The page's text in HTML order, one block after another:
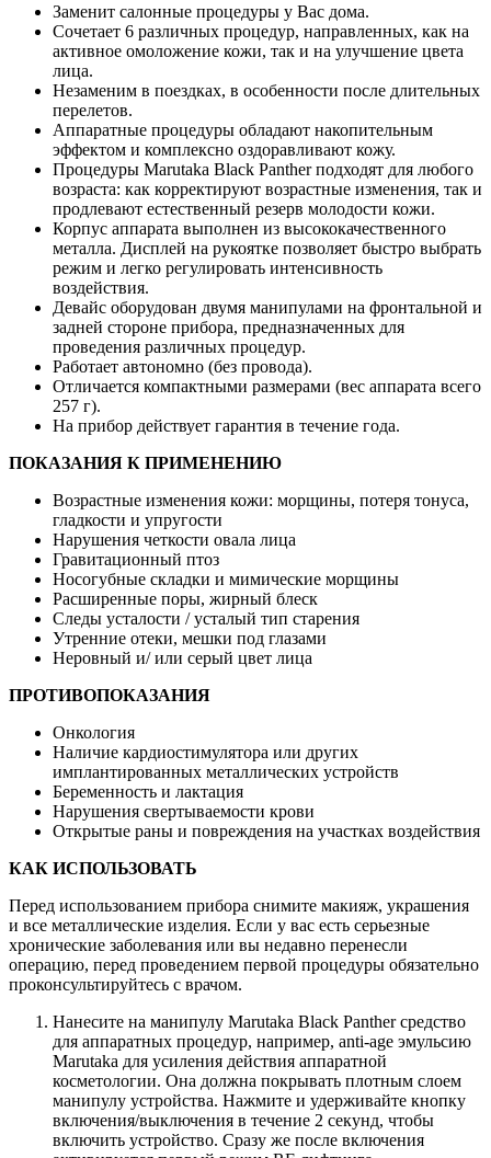
Заменит салонные процедуры у Вас дома.
Сочетает 6 различных процедур, направленных, как на
активное омоложение кожи, так и на улучшение цвета
лица.
Незаменим в поездках, в особенности после длительных
перелетов.
Аппаратные процедуры обладают накопительным
эффектом и комплексно оздоравливают кожу.
Процедуры Marutaka Black Panther подходят для любого
возраста: как корректируют возрастные изменения, так и
продлевают естественный резерв молодости кожи.
Корпус аппарата выполнен из высококачественного
металла. Дисплей на рукоятке позволяет быстро выбрать
режим и легко регулировать интенсивность
воздействия.
Девайс оборудован двумя манипулами на фронтальной и
задней стороне прибора, предназначенных для
проведения различных процедур.
Работает автономно (без провода).
Отличается компактными размерами (вес аппарата всего
257 г).
На прибор действует гарантия в течение года.
ПОКАЗАНИЯ К ПРИМЕНЕНИЮ
Возрастные изменения кожи: морщины, потеря тонуса,
гладкости и упругости
Нарушения четкости овала лица
Гравитационный птоз
Носогубные складки и мимические морщины
Расширенные поры, жирный блеск
Следы усталости / усталый тип старения
Утренние отеки, мешки под глазами
Неровный и/ или серый цвет лица
ПРОТИВОПОКАЗАНИЯ
Онкология
Наличие кардиостимулятора или других
имплантированных металлических устройств
Беременность и лактация
Нарушения свертываемости крови
Открытые раны и повреждения на участках воздействия
КАК ИСПОЛЬЗОВАТЬ
Перед использованием прибора снимите макияж, украшения
и все металлические изделия. Если у вас есть серьезные
хронические заболевания или вы недавно перенесли
операцию, перед проведением первой процедуры обязательно
проконсультируйтесь с врачом.
Нанесите на манипулу Marutaka Black Panther средство
для аппаратных процедур, например, anti-age эмульсию
Marutaka для усиления действия аппаратной
косметологии. Она должна покрывать плотным слоем
манипулу устройства. Нажмите и удерживайте кнопку
включения/выключения в течение 2 секунд, чтобы
включить устройство. Сразу же после включения